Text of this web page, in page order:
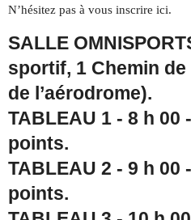
N’hésitez pas à vous inscrire ici.
SALLE
sportif, 1 Chemin
de l’aérodrome).
TABLEAU 1 - 8 h 00
points.
TABLEAU 2 - 9 h 00
points.